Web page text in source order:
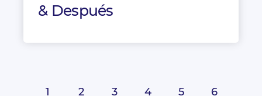
& Después
1 2 3 4 5 6